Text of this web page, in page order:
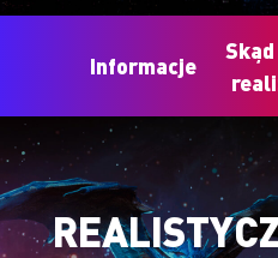
Informacje